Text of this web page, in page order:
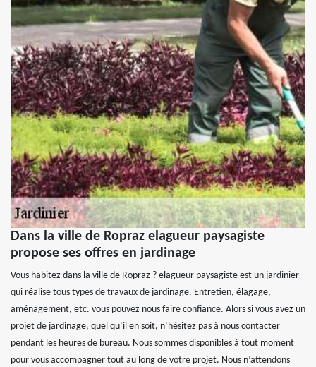
Dans la ville de Ropraz elagueur paysagiste
propose ses offres en jardinage
Vous habitez dans la ville de Ropraz ? elagueur paysagiste est un jardinier
qui réalise tous types de travaux de jardinage. Entretien, élagage,
aménagement, etc. vous pouvez nous faire confiance. Alors si vous avez un
projet de jardinage, quel qu’il en soit, n’hésitez pas à nous contacter
pendant les heures de bureau. Nous sommes disponibles à tout moment
pour vous accompagner tout au long de votre projet. Nous n’attendons